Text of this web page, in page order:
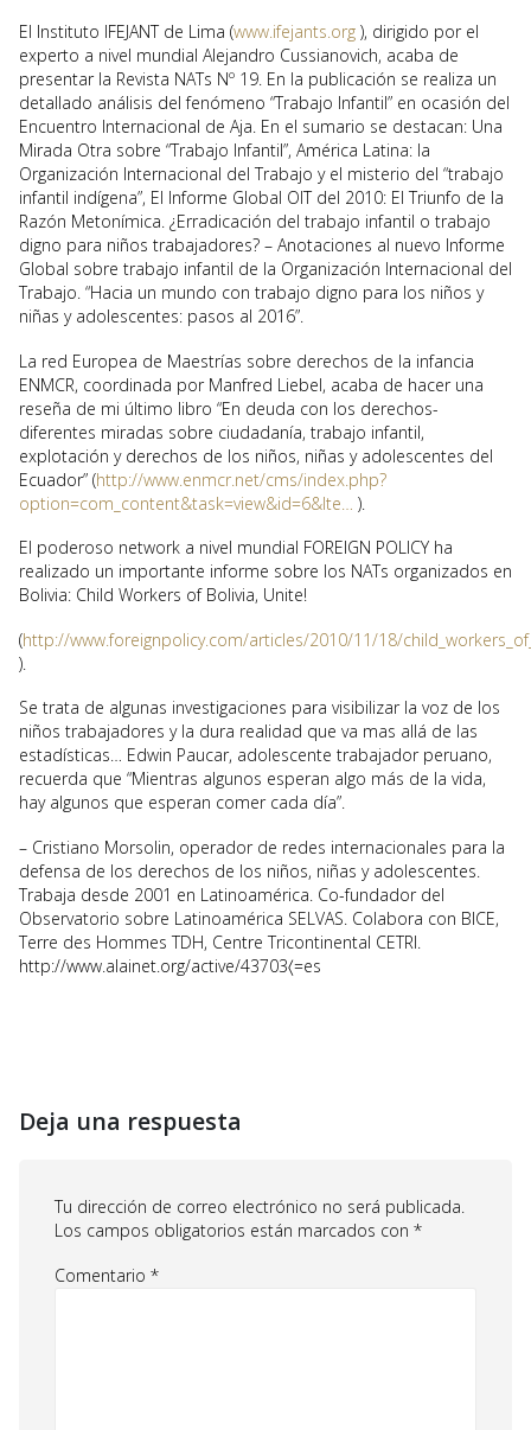
El Instituto IFEJANT de Lima (www.ifejants.org ), dirigido por el
experto a nivel mundial Alejandro Cussianovich, acaba de
presentar la Revista NATs Nº 19. En la publicación se realiza un
detallado análisis del fenómeno “Trabajo Infantil” en ocasión del
Encuentro Internacional de Aja. En el sumario se destacan: Una
Mirada Otra sobre “Trabajo Infantil”, América Latina: la
Organización Internacional del Trabajo y el misterio del “trabajo
infantil indígena”, El Informe Global OIT del 2010: El Triunfo de la
Razón Metonímica. ¿Erradicación del trabajo infantil o trabajo
digno para niños trabajadores? – Anotaciones al nuevo Informe
Global sobre trabajo infantil de la Organización Internacional del
Trabajo. “Hacia un mundo con trabajo digno para los niños y
niñas y adolescentes: pasos al 2016”.
La red Europea de Maestrías sobre derechos de la infancia
ENMCR, coordinada por Manfred Liebel, acaba de hacer una
reseña de mi último libro “En deuda con los derechos-
diferentes miradas sobre ciudadanía, trabajo infantil,
explotación y derechos de los niños, niñas y adolescentes del
Ecuador” (http://www.enmcr.net/cms/index.php?
option=com_content&task=view&id=6&Ite…
).
El poderoso network a nivel mundial FOREIGN POLICY ha
realizado un importante informe sobre los NATs organizados en
Bolivia: Child Workers of Bolivia, Unite!
(http://www.foreignpolicy.com/articles/2010/11/18/
).
Se trata de algunas investigaciones para visibilizar la voz de los
niños trabajadores y la dura realidad que va mas allá de las
estadísticas… Edwin Paucar, adolescente trabajador peruano,
recuerda que “Mientras algunos esperan algo más de la vida,
hay algunos que esperan comer cada día”.
– Cristiano Morsolin, operador de redes internacionales para la
defensa de los derechos de los niños, niñas y adolescentes.
Trabaja desde 2001 en Latinoamérica. Co-fundador del
Observatorio sobre Latinoamérica SELVAS. Colabora con BICE,
Terre des Hommes TDH, Centre Tricontinental CETRI.
http://www.alainet.org/active/43703〈=es
Deja una respuesta
Tu dirección de correo electrónico no será publicada.
Los campos obligatorios están marcados con *
Comentario *